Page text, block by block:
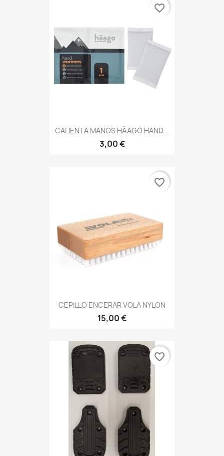
CALIENTA MANOS HÄAGO HAND...
3,00 €
favorite_border
CEPILLO ENCERAR VOLA NYLON
15,00 €
favorite_border
favorite_border